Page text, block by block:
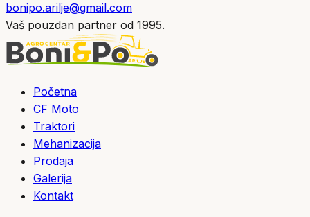
bonipo.arilje@gmail.com
Vaš pouzdan partner od 1995.
Početna
CF Moto
Traktori
Mehanizacija
Prodaja
Galerija
Kontakt